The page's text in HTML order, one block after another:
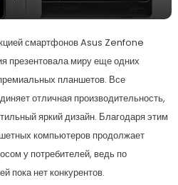
смартфонов Asus Zenfone
презентовала миру еще одних
планшетов. Все
отличная производительность,
яркий дизайн. Благодаря этим
компьютеров продолжает
у потребителей, ведь по
пока нет конкурентов.